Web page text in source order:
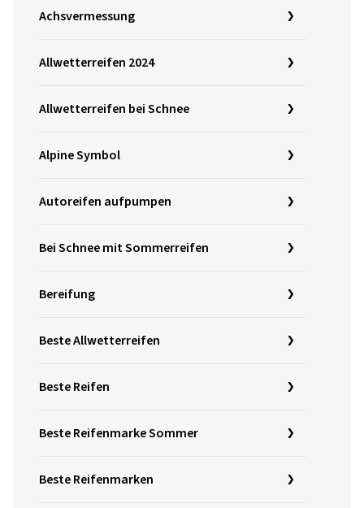
Achsvermessung
Allwetterreifen 2024
Allwetterreifen bei Schnee
Alpine Symbol
Autoreifen aufpumpen
Bei Schnee mit Sommerreifen
Bereifung
Beste Allwetterreifen
Beste Reifen
Beste Reifenmarke Sommer
Beste Reifenmarken